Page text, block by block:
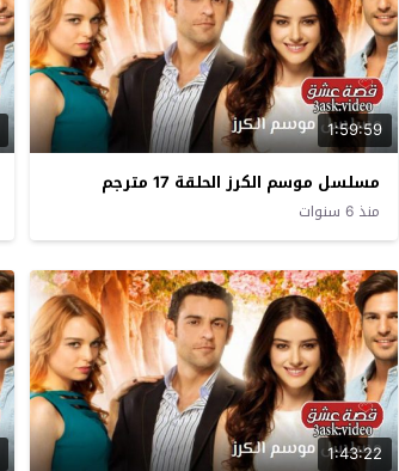
1:59:59
مسلسل موسم الكرز الحلقة 17 مترجم
منذ 6 سنوات
1:43:22